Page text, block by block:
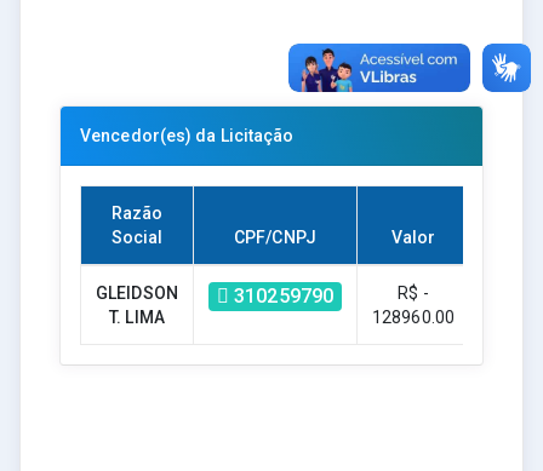
Vencedor(es) da Licitação
Razão
Social
CPF/CNPJ Valor
GLEIDSON
T. LIMA
310259790
R$ -
128960.00